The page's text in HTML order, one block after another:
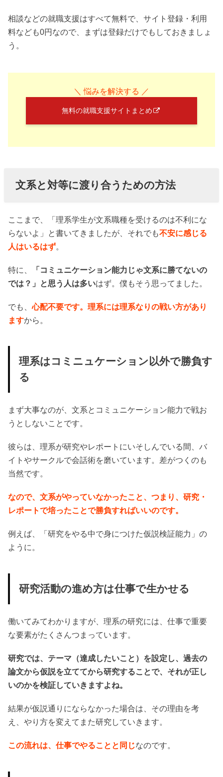
相談などの就職支援はすべて無料で、サイト登録・利用
料なども0円なので、まずは登録だけでもしておきましょ
う。
＼ 悩みを解決する ／
無料の就職支援サイトまとめ
文系と対等に渡り合うための方法
ここまで、「理系学生が文系職種を受けるのは不利にな
らないよ」と書いてきましたが、それでも不安に感じる
人はいるはず。
特に、
「コミュニケーション能力じゃ文系に勝てないの
では？」と思う人は多いはず。僕もそう思ってました。
でも、心配不要です。理系には理系なりの戦い方があり
ますから。
理系はコミニュケーション以外で勝負す
る
まず大事なのが、文系とコミュニケーション能力で戦お
うとしないことです。
彼らは、理系が研究やレポートにいそしんでいる間、バ
イトやサークルで会話術を磨いています。差がつくのも
当然です。
なので、文系がやっていなかったこと、つまり、研究・
レポートで培ったことで勝負すればいいのです。
例えば、「研究をやる中で身につけた仮説検証能力」の
ように。
研究活動の進め方は仕事で生かせる
働いてみてわかりますが、理系の研究には、仕事で重要
な要素がたくさんつまっています。
研究では、テーマ（達成したいこと）を設定し、過去の
論文から仮説を立ててから研究することで、それが正し
いのかを検証していきますよね。
結果が仮説通りにならなかった場合は、その理由を考
え、やり方を変えてまた研究していきます。
この流れは、仕事でやることと同じなのです。